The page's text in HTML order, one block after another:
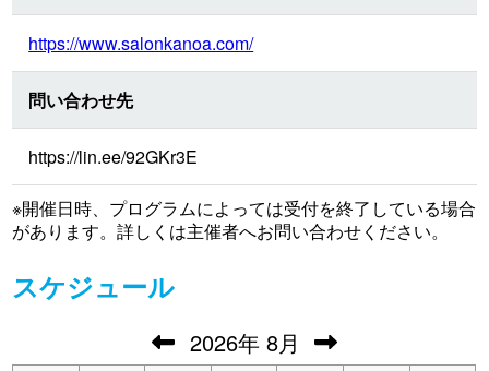
https://www.salonkanoa.com/
問い合わせ先
https://lin.ee/92GKr3E
※開催日時、プログラムによっては受付を終了している場合
があります。詳しくは主催者へお問い合わせください。
スケジュール
2026年 8月